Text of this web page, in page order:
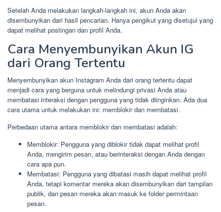
Setelah Anda melakukan langkah-langkah ini, akun Anda akan
disembunyikan dari hasil pencarian. Hanya pengikut yang disetujui yang
dapat melihat postingan dan profil Anda.
Cara Menyembunyikan Akun IG
dari Orang Tertentu
Menyembunyikan akun Instagram Anda dari orang tertentu dapat
menjadi cara yang berguna untuk melindungi privasi Anda atau
membatasi interaksi dengan pengguna yang tidak diinginkan. Ada dua
cara utama untuk melakukan ini: memblokir dan membatasi.
Perbedaan utama antara memblokir dan membatasi adalah:
Memblokir: Pengguna yang diblokir tidak dapat melihat profil
Anda, mengirim pesan, atau berinteraksi dengan Anda dengan
cara apa pun.
Membatasi: Pengguna yang dibatasi masih dapat melihat profil
Anda, tetapi komentar mereka akan disembunyikan dari tampilan
publik, dan pesan mereka akan masuk ke folder permintaan
pesan.